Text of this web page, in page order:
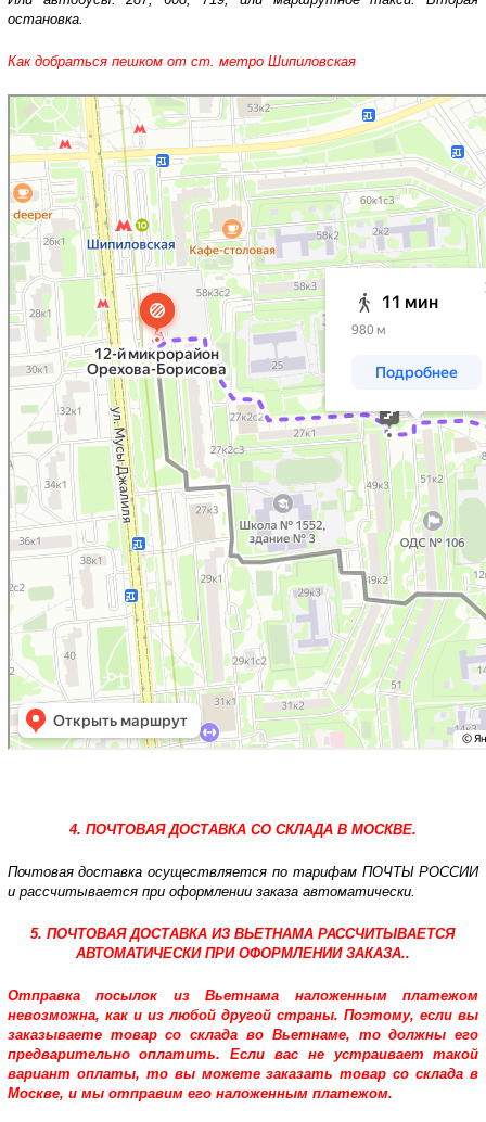
остановка.
Как добраться пешком от ст. метро Шипиловская
4. ПОЧТОВАЯ ДОСТАВКА СО СКЛАДА В МОСКВЕ.
Почтовая доставка осуществляется по тарифам ПОЧТЫ РОССИИ
и рассчитывается при оформлении заказа автоматически.
5. ПОЧТОВАЯ ДОСТАВКА ИЗ ВЬЕТНАМА РАССЧИТЫВАЕТСЯ
АВТОМАТИЧЕСКИ ПРИ ОФОРМЛЕНИИ ЗАКАЗА..
Отправка посылок из Вьетнама наложенным платежом
невозможна, как и из любой другой страны. Поэтому, если вы
заказываете товар со склада во Вьетнаме, то должны его
предварительно оплатить. Если вас не устраивает такой
вариант оплаты, то вы можете заказать товар со склада в
Москве, и мы отправим его наложенным платежом.